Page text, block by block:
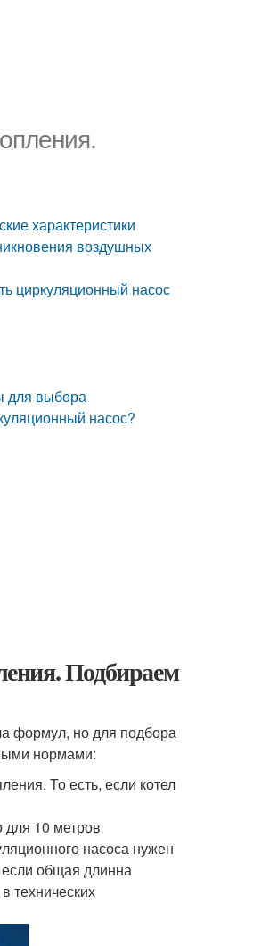
характеристики
воздушных
циркуляционный насос
для выбора
насос?
Подбираем
формул, но для подбора
нормами:
То есть, если котел
для 10 метров
насоса нужен
общая длинна
технических